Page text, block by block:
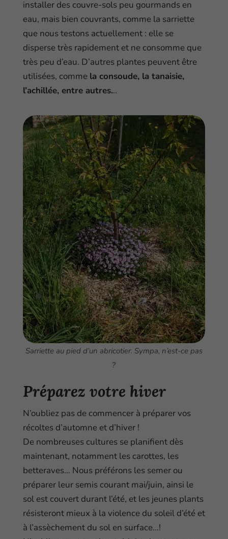
installer des couvre-sols peu gourmands en
eau, mais bien couvrants, comme la sarriette
que nous testons actuellement : elle se
disperse très rapidement et ne consomme que
très peu d’eau. D’autres plantes peuvent être
utilisées, comme la consoude, la tanaisie,
l’achillée, entre autres...
Sarriette au pied d’un abricotier. Sympa, n’est-ce pas
?
Préparez votre hiver
N’oubliez pas de commencer à préparer vos
récoltes d’automne et d’hiver !
De nombreuses cultures se planifient dès
maintenant, notamment les carottes, les
betteraves… Nous préférons les semer ou
préparer leur semis courant mai/juin, ainsi le
sol est couvert durant l’été, et les jeunes plants
résisteront mieux à la violence du soleil d’été et
à l’assèchement du sol en surface…!